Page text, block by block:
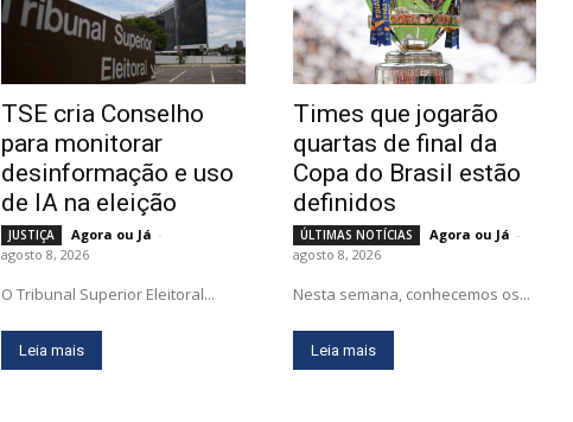
TSE cria Conselho
para monitorar
desinformação e uso
de IA na eleição
JUSTIÇA Agora ou Já -
agosto 8, 2026
O Tribunal Superior Eleitoral...
Leia mais
Times que jogarão
quartas de final da
Copa do Brasil estão
definidos
ÚLTIMAS NOTÍCIAS Agora ou Já -
agosto 8, 2026
Nesta semana, conhecemos os...
Leia mais